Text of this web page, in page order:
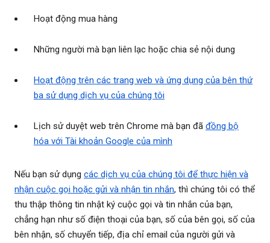
Hoạt động mua hàng
Những người mà bạn liên lạc hoặc chia sẻ nội dung
Hoạt động trên các trang web và ứng dụng của bên thứ
ba sử dụng dịch vụ của chúng tôi
Lịch sử duyệt web trên Chrome mà bạn đã đồng bộ
hóa với Tài khoản Google của mình
Nếu bạn sử dụng các dịch vụ của chúng tôi để thực hiện và
nhận cuộc gọi hoặc gửi và nhận tin nhắn, thì chúng tôi có thể
thu thập thông tin nhật ký cuộc gọi và tin nhắn của bạn,
chẳng hạn như số điện thoại của bạn, số của bên gọi, số của
bên nhận, số chuyển tiếp, địa chỉ email của người gửi và